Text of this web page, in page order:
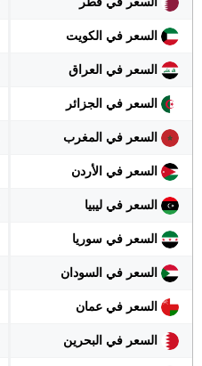
السعر في الكويت
السعر في العراق
السعر في الجزائر
السعر في المغرب
السعر في الأردن
السعر في ليبيا
السعر في سوريا
السعر في السودان
السعر في عمان
السعر في البحرين